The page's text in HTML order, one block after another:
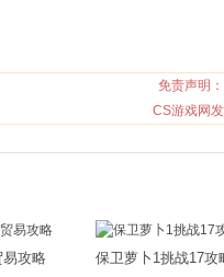
免责声明
CS游戏网
攻略
保卫萝卜1挑战17攻